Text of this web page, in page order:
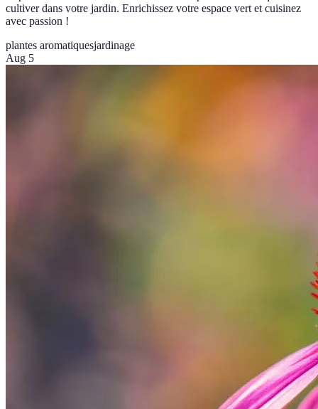
cultiver dans votre jardin. Enrichissez votre espace vert et cuisinez
avec passion !
plantes aromatiquesjardinage
Aug 5